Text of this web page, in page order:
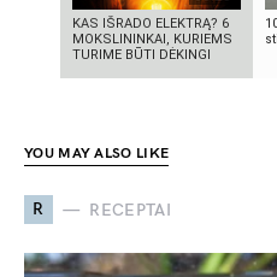
KAS IŠRADO ELEKTRĄ? 6
MOKSLININKAI, KURIEMS
TURIME BŪTI DĖKINGI
YOU MAY ALSO LIKE
R RECEPTAI